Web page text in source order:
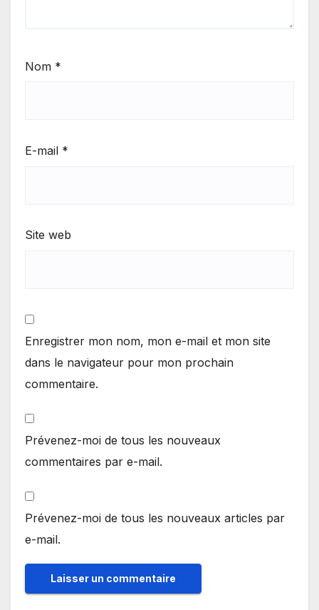
Nom *
E-mail *
Site web
Enregistrer mon nom, mon e-mail et mon site
dans le navigateur pour mon prochain
commentaire.
Prévenez-moi de tous les nouveaux
commentaires par e-mail.
Prévenez-moi de tous les nouveaux articles par
e-mail.